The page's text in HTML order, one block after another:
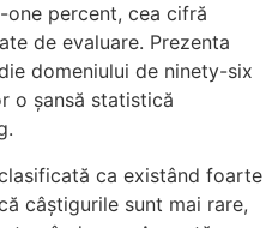
percent, cea cifră
de evaluare. Prezenta
domeniului de ninety-six
o șansă statistică
ca existând foarte
câștigurile sunt mai rare,